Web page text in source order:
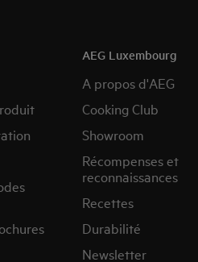
AEG Luxembourg
A propos d'AEG
Cooking Club
Showroom
Récompenses et
reconnaissances
Recettes
Durabilité
Newsletter